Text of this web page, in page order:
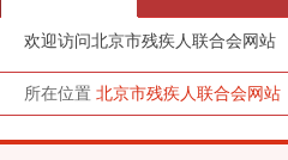
欢迎访问北京市残疾人联合会网站
所在位置 北京市残疾人联合会网站